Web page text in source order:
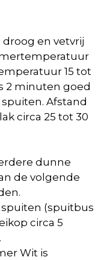
en vetvrij
15 tot
2 minuten goed
Afstand
circa 25 tot 30
dunne
de volgende
(spuitbus
circa 5
Wit is